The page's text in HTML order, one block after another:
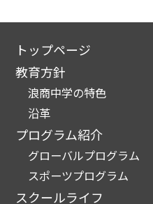
トップページ
教育方針
浪商中学の特色
沿革
プログラム紹介
グローバルプログラム
スポーツプログラム
スクールライフ